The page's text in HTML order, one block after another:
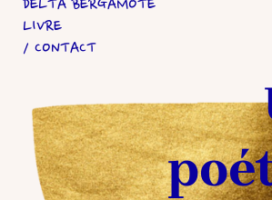
LIVRE
CONTACT